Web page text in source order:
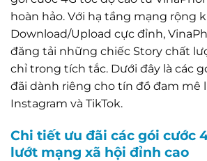
hoàn hảo. Với hạ tầng mạng rộng
Download/Upload cực đỉnh,
đăng tải những chiếc Story chất
chỉ trong tích tắc. Dưới đây là các
đãi dành riêng cho tín đồ đam mê
Instagram và TikTok.
Chi tiết ưu đãi các gói cước
lướt mạng xã hội đỉnh cao